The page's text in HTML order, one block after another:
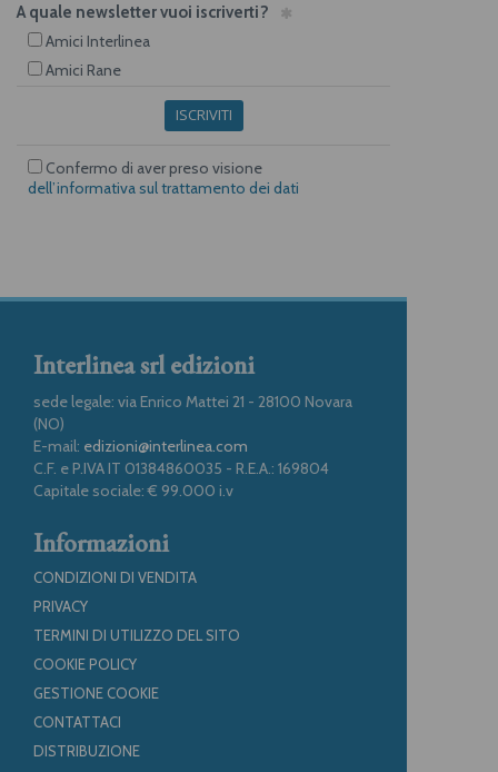
A quale newsletter vuoi iscriverti?
Amici Interlinea
Amici Rane
ISCRIVITI
Confermo di aver preso visione
dell’informativa sul trattamento dei dati
Interlinea srl edizioni
sede legale: via Enrico Mattei 21 - 28100 Novara
(NO)
E-mail: edizioni@interlinea.com
C.F. e P.IVA IT 01384860035 - R.E.A.: 169804
Capitale sociale: € 99.000 i.v
Informazioni
CONDIZIONI DI VENDITA
PRIVACY
TERMINI DI UTILIZZO DEL SITO
COOKIE POLICY
GESTIONE COOKIE
CONTATTACI
DISTRIBUZIONE